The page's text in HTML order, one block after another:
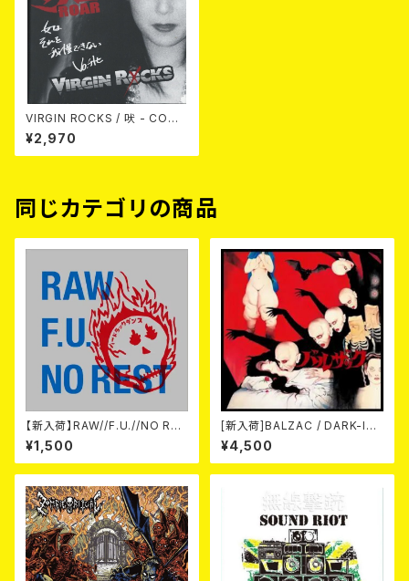
VIRGIN ROCKS / 吠 - COMP
LETE VIRGIN ROCKS- [202
5 EDITION] CD
¥2,970
同じカテゴリの商品
【新入荷】RAW//F.U.//NO RES
T / 3way split EP ハード ラッ
ク ダンス (CD)
¥1,500
[新入荷]BALZAC / DARK-IS
M -20th Anniversary Comp
ilation- (2CD)
¥4,500